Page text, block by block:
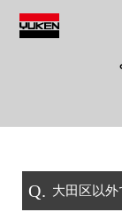
Q. 大田区以外